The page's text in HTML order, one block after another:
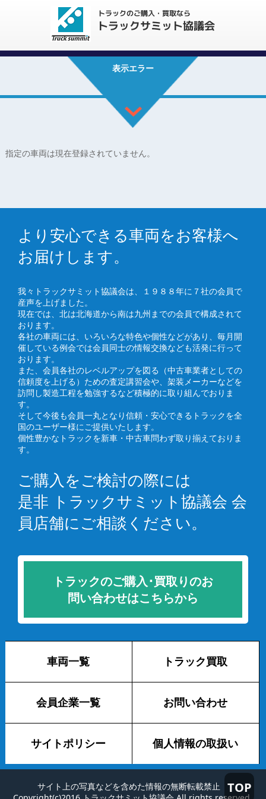
TOP
表示エラー
指定の車両は現在登録されていません。
より安心できる車両をお客様へ
お届けします。
我々トラックサミット協議会は、１９８８年に７社の会員で
産声を上げました。
現在では、北は北海道から南は九州までの会員で構成されて
おります。
各社の車両には、いろいろな特色や個性などがあり、毎月開
催している例会では会員同士の情報交換なども活発に行って
おります。
また、会員各社のレベルアップを図る（中古車業者としての
信頼度を上げる）ための査定講習会や、架装メーカーなどを
訪問し製造工程を勉強するなど積極的に取り組んでおりま
す。
そして今後も会員一丸となり信頼・安心できるトラックを全
国のユーザー様にご提供いたします。
個性豊かなトラックを新車・中古車問わず取り揃えておりま
す。
ご購入をご検討の際には
是非 トラックサミット協議会 会
員店舗にご相談ください。
トラックのご購入･買取りのお
問い合わせはこちらから
車両一覧 トラック買取
会員企業一覧 お問い合わせ
サイトポリシー 個人情報の取扱い
サイト上の写真などを含めた情報の無断転載禁止